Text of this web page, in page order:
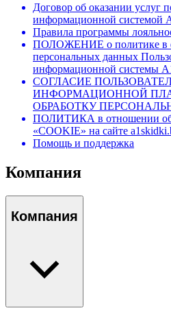
Договор об оказании услуг
информационной системой
Правила программы
ПОЛОЖЕНИЕ о политике в
персональных данных
информационной системы
СОГЛАСИЕ
ИНФОРМАЦИОННОЙ
ОБРАБОТКУ
ПОЛИТИКА в отношении
«COOKIE» на сайте
Помощь и поддержка
Компания
Компания